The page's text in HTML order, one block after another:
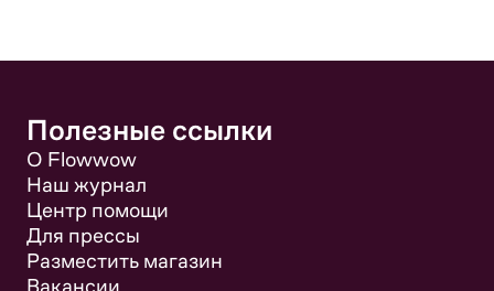
Полезные ссылки
О Flowwow
Наш журнал
Центр помощи
Для прессы
Разместить магазин